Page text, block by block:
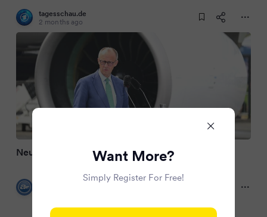
tagesschau.de
2 months ago
Neue Strategie soll Luftfahrt stärken
Want More?
Simply Register For Free!